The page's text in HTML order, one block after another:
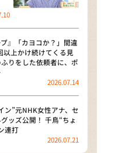
旅サラダ
ースライブ 正義の
のカタチ～
っしゃい！
家
館
』「カヨコか？」間違
上かけ続けてくる見
りをした依頼者に、ポ
2026.07.14
ン”元NHK女性アナ、セ
ッズ公開！ 千鳥“ちょ
連打
2026.07.21